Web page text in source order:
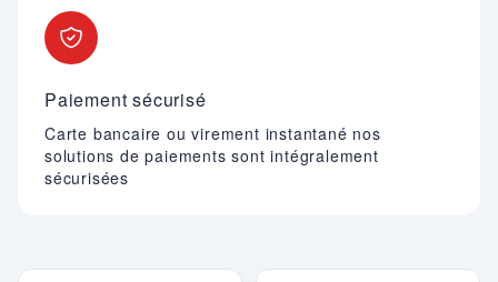
Paiement sécurisé
Carte bancaire ou virement instantané nos
solutions de paiements sont intégralement
sécurisées